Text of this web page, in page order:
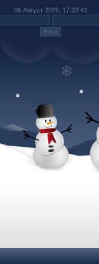
06 Август 2026, 17:33:43